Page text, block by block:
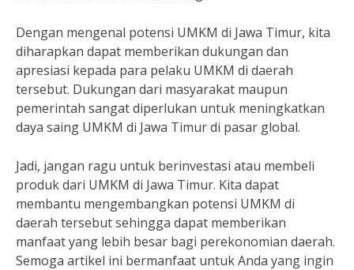
Dengan mengenal potensi UMKM di Jawa Timur, kita
diharapkan dapat memberikan dukungan dan
apresiasi kepada para pelaku UMKM di daerah
tersebut. Dukungan dari masyarakat maupun
pemerintah sangat diperlukan untuk meningkatkan
daya saing UMKM di Jawa Timur di pasar global.
Jadi, jangan ragu untuk berinvestasi atau membeli
produk dari UMKM di Jawa Timur. Kita dapat
membantu mengembangkan potensi UMKM di
daerah tersebut sehingga dapat memberikan
manfaat yang lebih besar bagi perekonomian daerah.
Semoga artikel ini bermanfaat untuk Anda yang ingin